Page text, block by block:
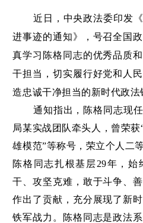
近日，中央政法委印发
进事迹的通知》，号召全国
真学习陈格同志的优秀品质
干担当，切实履行好党和人
造忠诚干净担当的新时代政法
通知指出，陈格同志现
局某实战团队牵头人，曾荣
雄模范”等称号，荣立个人二
陈格同志扎根基层29年，
干、攻坚克难，敢于斗争、
作出了贡献，充分展现了新
铁军战力。陈格同志是政法